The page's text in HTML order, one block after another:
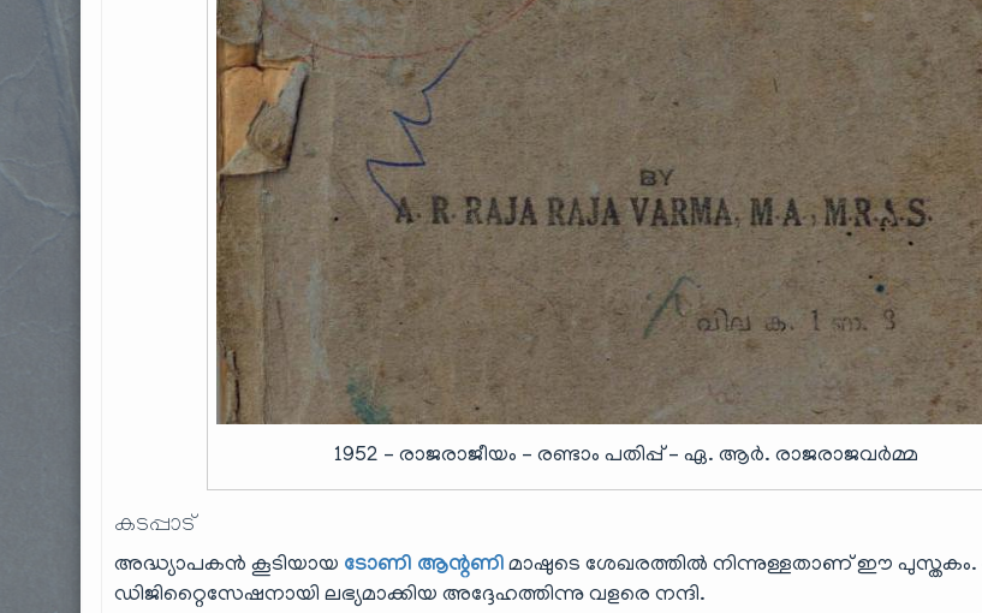
1952 – രാജരാജീയം – രണ്ടാം പതിപ്പ് – ഏ. ആർ. രാജരാജവർമ്മ
കടപ്പാട്
അദ്ധ്യാപകൻ കൂടിയായ ടോണി ആന്റണി മാഷുടെ ശേഖരത്തിൽ നിന്നുള്ളതാണ് ഈ
ഡിജിറ്റൈസേഷനായി ലഭ്യമാക്കിയ അദ്ദേഹത്തിന്നു വളരെ നന്ദി.